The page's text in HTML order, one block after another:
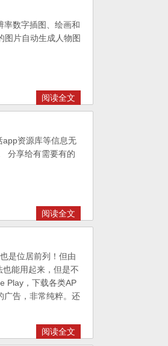
率数字插图、绘画和
图片自动生成人物图
阅读全文
app资源库等信息无
分享给有需要有的
阅读全文
是位居前列！但由
能用起来，但是不
Play，下载各类AP
广告，非常纯粹。还
阅读全文